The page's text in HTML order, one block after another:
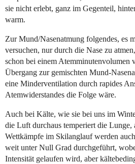
sie nicht erlebt, ganz im Gegenteil,
warm.
Zur Mund/Nasenatmung folgendes, es
versuchen, nur durch die Nase zu
schon bei einem Atemminutenvolumen
Übergang zur gemischten Mund-
eine Minderventilation durch rapides
Atemwiderstandes die Folge wäre.
Auch bei Kälte, wie sie bei uns im
die Luft durchaus temperiert die Lunge,
Wettkämpfe im Skilanglauf werden
weit unter Null Grad durchgeführt,
Intensität gelaufen wird, aber